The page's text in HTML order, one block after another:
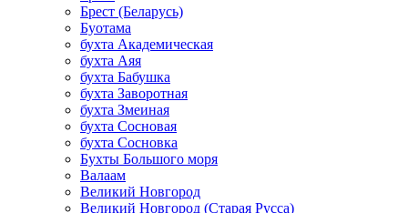
Брест (Беларусь)
Буотама
бухта Академическая
бухта Аяя
бухта Бабушка
бухта Заворотная
бухта Змеиная
бухта Сосновая
бухта Сосновка
Бухты Большого моря
Валаам
Великий Новгород
Великий Новгород (Старая Русса)